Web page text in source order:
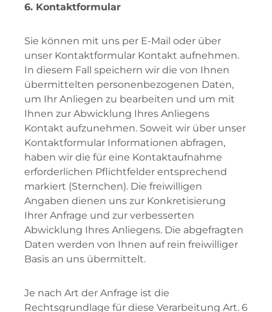
6. Kontaktformular
Sie können mit uns per E-Mail oder über
unser Kontaktformular Kontakt aufnehmen.
In diesem Fall speichern wir die von Ihnen
übermittelten personenbezogenen Daten,
um Ihr Anliegen zu bearbeiten und um mit
Ihnen zur Abwicklung Ihres Anliegens
Kontakt aufzunehmen. Soweit wir über unser
Kontaktformular Informationen abfragen,
haben wir die für eine Kontaktaufnahme
erforderlichen Pflichtfelder entsprechend
markiert (Sternchen). Die freiwilligen
Angaben dienen uns zur Konkretisierung
Ihrer Anfrage und zur verbesserten
Abwicklung Ihres Anliegens. Die abgefragten
Daten werden von Ihnen auf rein freiwilliger
Basis an uns übermittelt.
Je nach Art der Anfrage ist die
Rechtsgrundlage für diese Verarbeitung Art. 6